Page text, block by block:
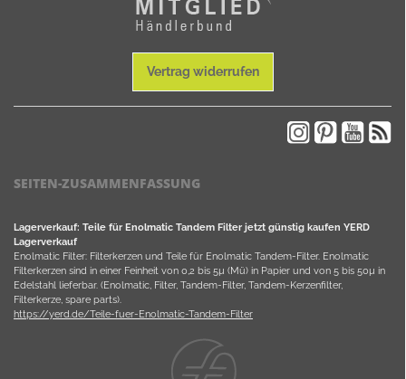
Vertrag widerrufen
SEITEN-ZUSAMMENFASSUNG
Lagerverkauf: Teile für Enolmatic Tandem Filter jetzt günstig kaufen YERD
Lagerverkauf
Enolmatic Filter: Filterkerzen und Teile für Enolmatic Tandem-Filter. Enolmatic
Filterkerzen sind in einer Feinheit von 0,2 bis 5µ (Mü) in Papier und von 5 bis 50µ in
Edelstahl lieferbar. (Enolmatic, Filter, Tandem-Filter, Tandem-Kerzenfilter,
Filterkerze, spare parts).
https://yerd.de/Teile-fuer-Enolmatic-Tandem-Filter